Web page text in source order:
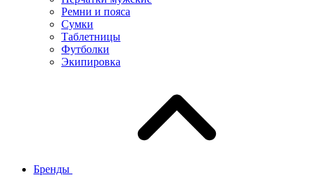
Ремни и пояса
Сумки
Таблетницы
Футболки
Экипировка
Бренды